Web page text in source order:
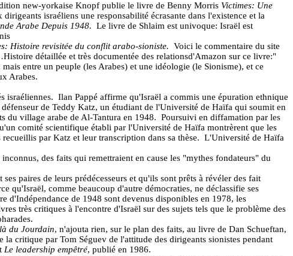
new-yorkaise Knopf publie le livre de Benny Morris Victimes: Une
israéliens une responsabilité écrasante dans l'existence et la
Arabe Depuis 1948. Le livre de Shlaim est univoque: Israël est
Histoire revisitée du conflit arabo-sioniste. Voici le commentaire du site
d'Amazon sur ce livre:"
Histoire détaillée et très documentée des relations
entre un peuple (les Arabes) et une idéologie (le Sionisme), et ce
Arabes.
israéliennes. Ilan Pappé affirme qu'Israël a commis une épuration ethnique
de Teddy Katz, un étudiant de l'Université de Haïfa qui soumit en
du village arabe de Al-Tantura en 1948. Poursuivi en diffamation par les
comité scientifique établi par l'Université de Haïfa montrèrent que les
par Katz et leur transcription dans sa thèse. L'Université de Haïfa
des faits qui remettraient en cause les "mythes fondateurs" du
paires de leurs prédécesseurs et qu'ils sont prêts à révéler des fait
qu'Israël, comme beaucoup d'autre démocraties, ne déclassifie ses
d'Indépendance de 1948 sont devenus disponibles en 1978, les
très critiques à l'encontre d'Israël sur des sujets tels que le problème des
du Jourdain, n'ajouta rien, sur le plan des faits, au livre de Dan Schueftan,
la critique par Tom Séguev de l'attitude des dirigeants sionistes pendant
Le leadership empêtré, publié en 1986.